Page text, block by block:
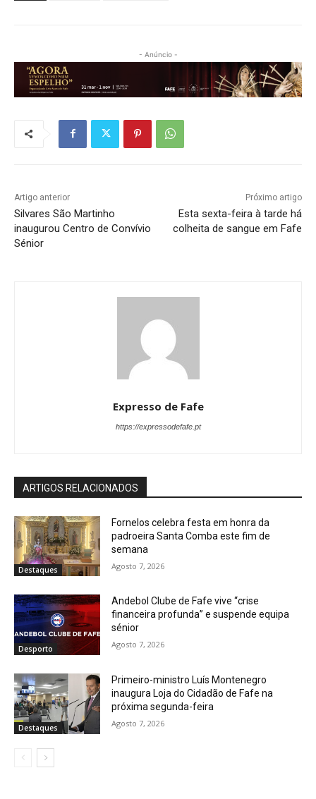
- Anúncio -
Artigo anterior
Silvares São Martinho
inaugurou Centro de Convívio
Sénior
Próximo artigo
Esta sexta-feira à tarde há
colheita de sangue em Fafe
Expresso de Fafe
https://expressodefafe.pt
ARTIGOS RELACIONADOS
Destaques
Fornelos celebra festa em honra da
padroeira Santa Comba este fim de
semana
Agosto 7, 2026
Desporto
Andebol Clube de Fafe vive “crise
financeira profunda” e suspende equipa
sénior
Agosto 7, 2026
Destaques
Primeiro-ministro Luís Montenegro
inaugura Loja do Cidadão de Fafe na
próxima segunda-feira
Agosto 7, 2026